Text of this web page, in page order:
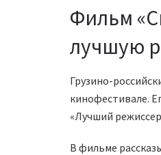
Фильм
лучшую
Грузино-
кинофестивале.
«Лучший
В фильме